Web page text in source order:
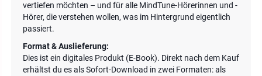
vertiefen möchten – und für alle MindTune-Hörerinnen und -
Hörer, die verstehen wollen, was im Hintergrund eigentlich
passiert.
Format & Auslieferung:
Dies ist ein digitales Produkt (E-Book). Direkt nach dem Kauf
erhältst du es als Sofort-Download in zwei Formaten: als